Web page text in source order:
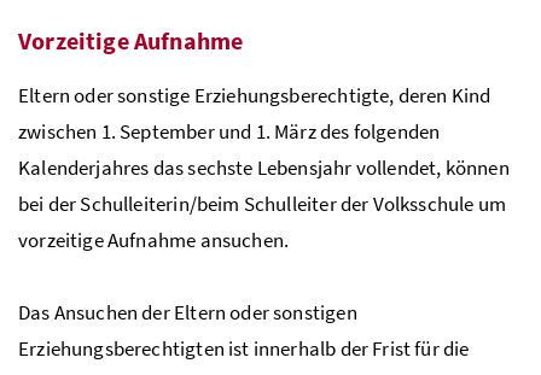
Vorzeitige Aufnahme
Eltern oder sonstige Erziehungsberechtigte, deren Kind
zwischen 1. September und 1. März des folgenden
Kalenderjahres das sechste Lebensjahr vollendet, können
bei der Schulleiterin/beim Schulleiter der Volksschule um
vorzeitige Aufnahme ansuchen.
Das Ansuchen der Eltern oder sonstigen
Erziehungsberechtigten ist innerhalb der Frist für die